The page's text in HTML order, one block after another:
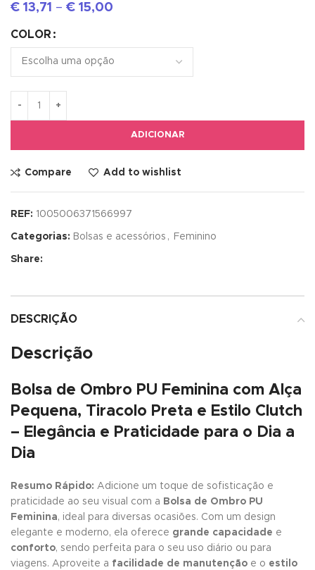
€ 13,71 – € 15,00
COLOR
ADICIONAR
Compare Add to wishlist
REF: 1005006371566997
Categorias: Bolsas e acessórios , Feminino
Share:
DESCRIÇÃO
Descrição
Bolsa de Ombro PU Feminina com Alça
Pequena, Tiracolo Preta e Estilo Clutch
– Elegância e Praticidade para o Dia a
Dia
Resumo Rápido: Adicione um toque de sofisticação e
praticidade ao seu visual com a Bolsa de Ombro PU
Feminina, ideal para diversas ocasiões. Com um design
elegante e moderno, ela oferece grande capacidade e
conforto, sendo perfeita para o seu uso diário ou para
viagens. Aproveite a facilidade de manutenção e o estilo